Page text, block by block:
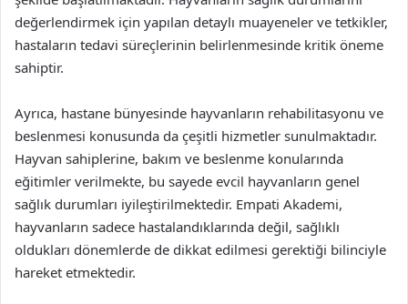
değerlendirmek için yapılan detaylı muayeneler ve tetkikler,
hastaların tedavi süreçlerinin belirlenmesinde kritik öneme
sahiptir.
Ayrıca, hastane bünyesinde hayvanların rehabilitasyonu ve
beslenmesi konusunda da çeşitli hizmetler sunulmaktadır.
Hayvan sahiplerine, bakım ve beslenme konularında
eğitimler verilmekte, bu sayede evcil hayvanların genel
sağlık durumları iyileştirilmektedir. Empati Akademi,
hayvanların sadece hastalandıklarında değil, sağlıklı
oldukları dönemlerde de dikkat edilmesi gerektiği bilinciyle
hareket etmektedir.